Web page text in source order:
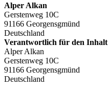
Alper Alkan
Gerstenweg 10C
91166 Georgensgmünd
Deutschland
Verantwortlich für den Inhalt
Alper Alkan
Gerstenweg 10C
91166 Georgensgmünd
Deutschland